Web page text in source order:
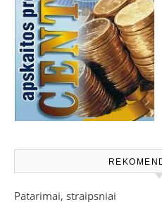
Patarimai, straipsniai